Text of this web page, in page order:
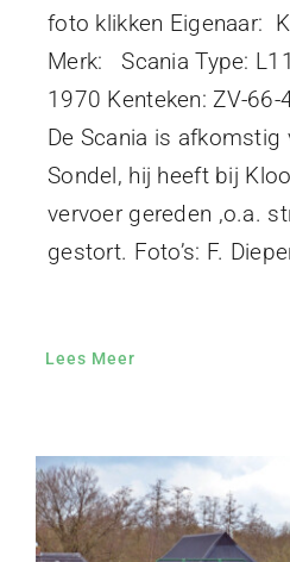
foto klikken Eigenaar:
Merk: Scania Type:
1970 Kenteken: ZV-
De Scania is
Sondel, hij heeft bij
vervoer gereden ,o.a.
gestort. Foto’s: F.
Lees Meer